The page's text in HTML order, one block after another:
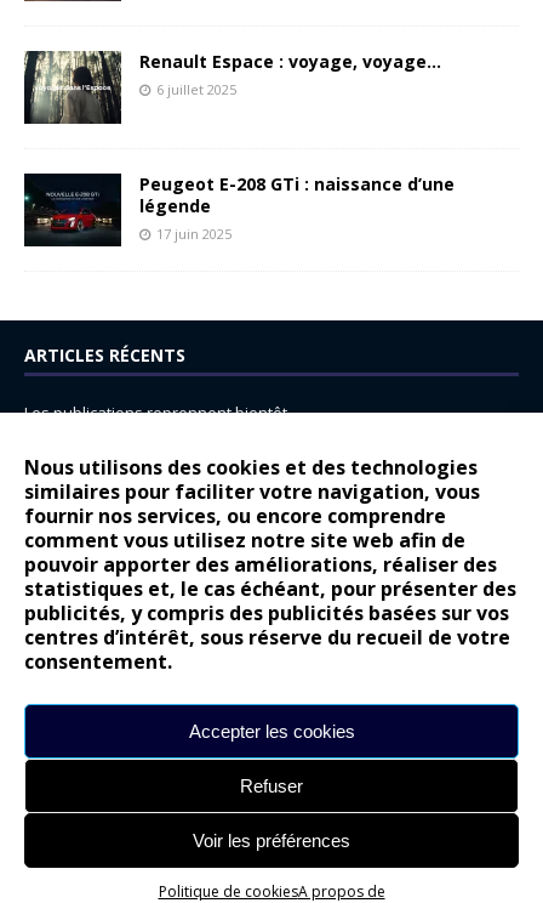
Nous utilisons des cookies et des technologies
similaires pour faciliter votre navigation, vous
fournir nos services, ou encore comprendre
comment vous utilisez notre site web afin de
pouvoir apporter des améliorations, réaliser des
statistiques et, le cas échéant, pour présenter des
publicités, y compris des publicités basées sur vos
centres d’intérêt, sous réserve du recueil de votre
consentement.
Accepter les cookies
Refuser
Voir les préférences
Politique de cookiesA propos de
Renault Espace : voyage, voyage…
6 juillet 2025
Peugeot E-208 GTi : naissance d’une
légende
17 juin 2025
ARTICLES RÉCENTS
Les publications reprennent bientôt…
14 juillet : nouveau film de marque pour Citroën
Renault Espace : voyage, voyage…
Peugeot E-208 GTi : naissance d’une légende
COMMENTAIRES RÉCENTS
Bernard Dardartdans
Gilly
gyo
Lancia Ypsilon : naturellement envoûtante ?
Site réalisé parAlexandre Hamed